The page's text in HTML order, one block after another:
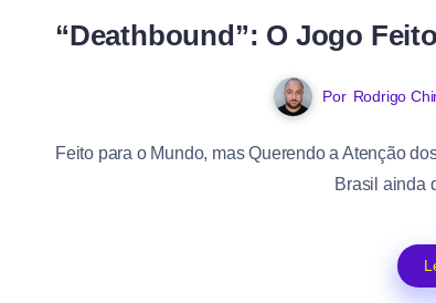
“Deathbound”: O Jogo
Por Rodrigo
Feito para o Mundo, mas Querendo a Atenção
Brasil ainda